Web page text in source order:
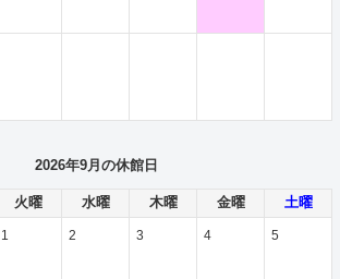
2026年9月の休館日
火曜 水曜 木曜 金曜 土曜
1 2 3 4 5